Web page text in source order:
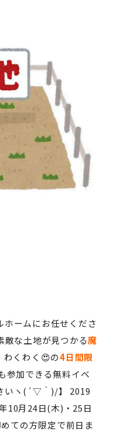
ームにお任せくださ
敵な土地が見つかる魔
くわく😍の4日間限
参加できる無料イベ
いヽ(´▽｀)/】 2019
10月24日(木)・25日
ての方限定で前日ま